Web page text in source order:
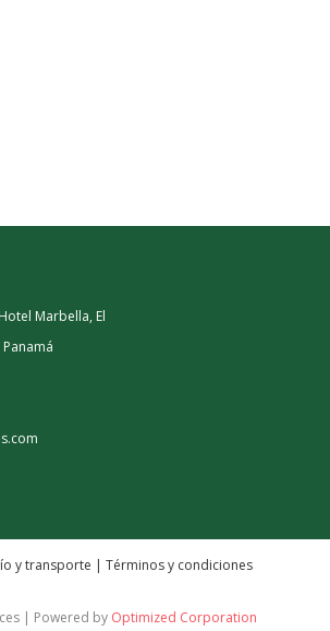
Marbella, El
y transporte | Términos y condiciones
| Powered by Optimized Corporation